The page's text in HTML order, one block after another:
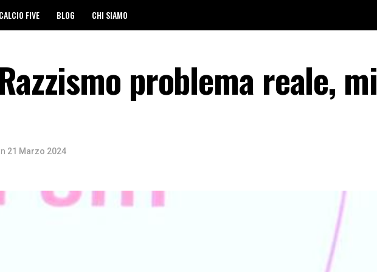
CALCIO FIVE BLOG CHI SIAMO
problema reale,
21 Marzo 2024